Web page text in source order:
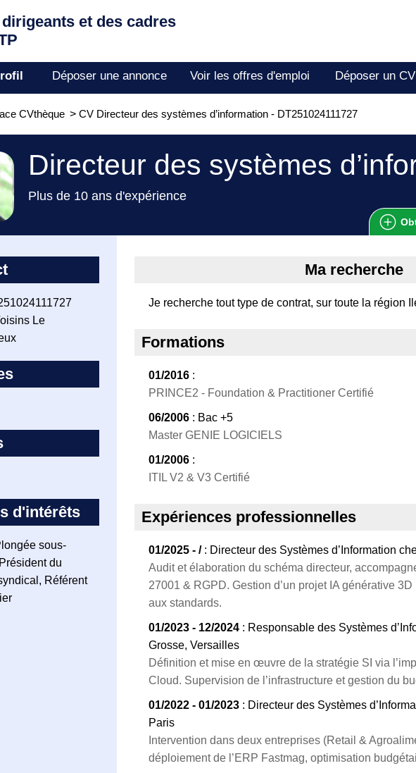
et des cadres
Déposer une annonce Voir les offres d'emploi Déposer un CV
CVthèque > CV Directeur des systèmes d’information - DT251024111727
Directeur des systèmes
Plus de 10 ans d'expérience
Le
d'intérêts
sous-
du
Référent
Ma recherche
Je recherche tout type de contrat, sur toute la région
Formations
01/2016 :
PRINCE2 - Foundation & Practitioner Certifié
06/2006 : Bac +5
Master GENIE LOGICIELS
01/2006 :
ITIL V2 & V3 Certifié
Expériences professionnelles
01/2025 - /: Directeur des Systèmes d’Information
Audit et élaboration du schéma directeur,
27001 & RGPD. Gestion d’un projet IA générative
aux standards.
01/2023 - 12/2024 : Responsable des Systèmes
Grosse, Versailles
Définition et mise en œuvre de la stratégie SI via
Cloud. Supervision de l’infrastructure et gestion du
01/2022 - 01/2023 : Directeur des Systèmes
Paris
Intervention dans deux entreprises (Retail &
déploiement de l’ERP Fastmag, optimisation